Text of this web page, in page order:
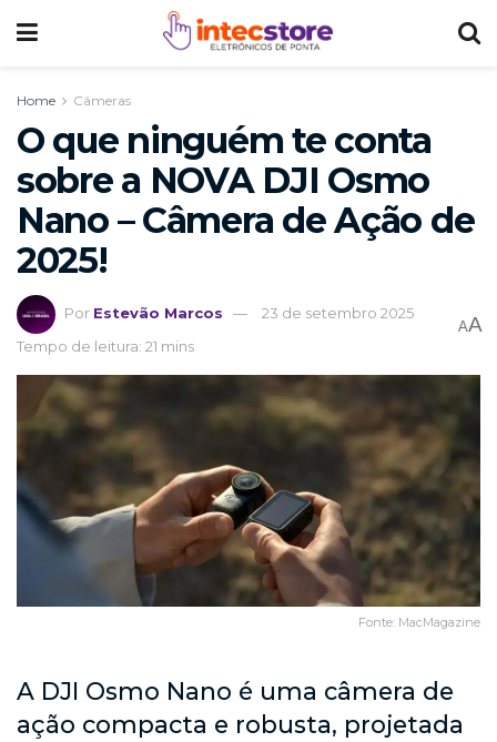
Home Câmeras
O que ninguém te conta
sobre a NOVA DJI Osmo
Nano – Câmera de Ação de
2025!
Por Estevão Marcos
23 de setembro 2025
Tempo de leitura: 21 mins
AA
Fonte: MacMagazine
A DJI Osmo Nano é uma câmera de
ação compacta e robusta, projetada